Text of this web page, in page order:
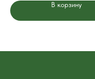
В корзину